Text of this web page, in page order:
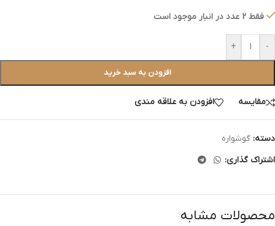
فقط 2 عدد در انبار موجود است
-
+
افزودن به سبد خرید
مقایسه افزودن به علاقه مندی
دسته: گوشواره
اشتراک گذاری:
محصولات مشابه